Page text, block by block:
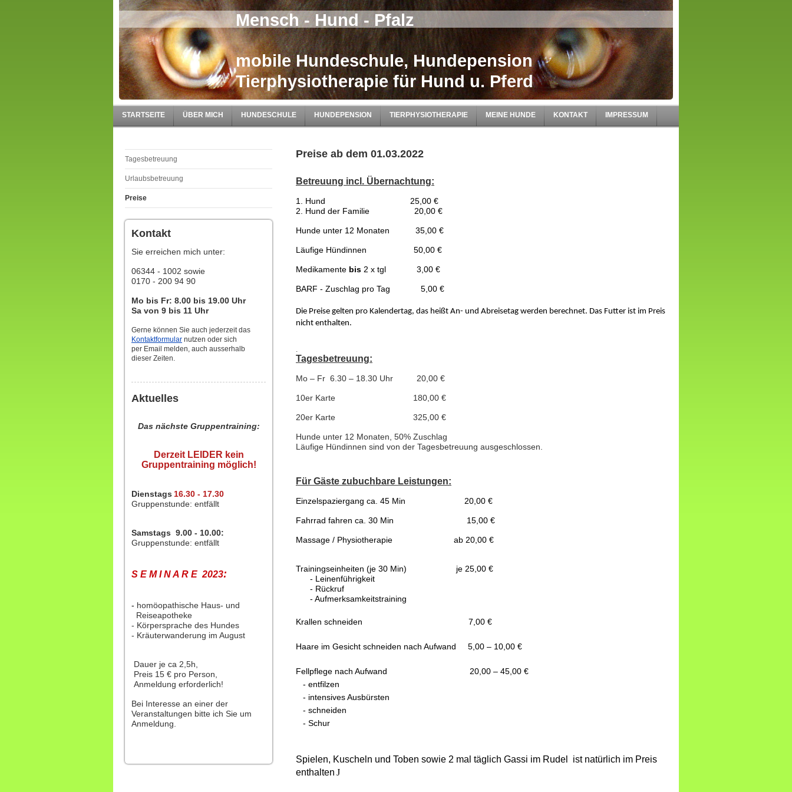
Mensch - Hund - Pfalz
mobile Hundeschule, Hundepension
Tierphysiotherapie für Hund u. Pferd
STARTSEITE ÜBER MICH HUNDESCHULE HUNDEPENSION TIERPHYSIOTHERAPIE MEINE HUNDE KONTAKT IMPRESSUM
Tagesbetreuung
Urlaubsbetreuung
Preise
Kontakt
Sie erreichen mich unter:
06344 - 1002 sowie
0170 - 200 94 90
Mo bis Fr: 8.00 bis 19.00 Uhr
Sa von 9 bis 11 Uhr
Gerne können Sie auch jederzeit das
Kontaktformular nutzen oder sich
per Email melden, auch ausserhalb
dieser Zeiten.
Aktuelles
Das nächste Gruppentraining:
Derzeit LEIDER kein
Gruppentraining möglich!
Dienstags 16.30 - 17.30
Gruppenstunde: entfällt
Samstags 9.00 - 10.00:
Gruppenstunde: entfällt
S E M I N A R E 2023:
- homöopathische Haus- und
Reiseapotheke
- Körpersprache des Hundes
- Kräuterwanderung im August
Dauer je ca 2,5h,
Preis 15 € pro Person,
Anmeldung erforderlich!
Bei Interesse an einer der
Veranstaltungen bitte ich Sie um
Anmeldung.
Preise ab dem 01.03.2022
Betreuung incl. Übernachtung:
1. Hund 25,00 €
2. Hund der Familie 20,00 €
Hunde unter 12 Monaten 35,00 €
Läufige Hündinnen 50,00 €
Medikamente bis 2 x tgl 3,00 €
BARF - Zuschlag pro Tag 5,00 €
Die Preise gelten pro Kalendertag, das heißt An- und Abreisetag werden berechnet. Das Futter ist im Preis
nicht enthalten.
.
Tagesbetreuung:
Mo – Fr 6.30 – 18.30 Uhr 20,00 €
10er Karte 180,00 €
20er Karte 325,00 €
Hunde unter 12 Monaten, 50% Zuschlag
Läufige Hündinnen sind von der Tagesbetreuung ausgeschlossen.
Für Gäste zubuchbare Leistungen:
Einzelspaziergang ca. 45 Min 20,00 €
Fahrrad fahren ca. 30 Min 15,00 €
Massage / Physiotherapie ab 20,00 €
Trainingseinheiten (je 30 Min) je 25,00 €
- Leinenführigkeit
- Rückruf
- Aufmerksamkeitstraining
Krallen schneiden 7,00 €
Haare im Gesicht schneiden nach Aufwand 5,00 – 10,00 €
Fellpflege nach Aufwand 20,00 – 45,00 €
- entfilzen
- intensives Ausbürsten
- schneiden
- Schur
Spielen, Kuscheln und Toben sowie 2 mal täglich Gassi im Rudel ist natürlich im Preis
enthalten J